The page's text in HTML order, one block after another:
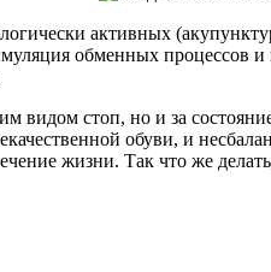
активных
обменных
стоп, но и за
обуви, и
жизни. Так что же